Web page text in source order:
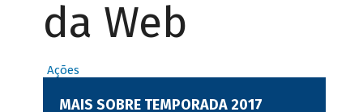
da Web
Ações
MAIS SOBRE TEMPORADA 2017